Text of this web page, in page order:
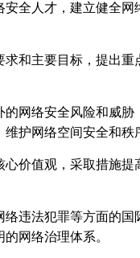
全人才，建立健全网
和主要目标，提出重
网络安全风险和威胁
护网络空间安全和秩
价值观，采取措施提
违法犯罪等方面的国
网络治理体系。